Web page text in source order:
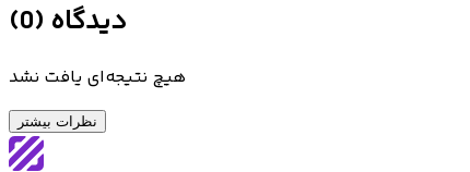
دیدگاه (
0
)
هیچ نتیجه‌ای یافت نشد
نظرات بیشتر